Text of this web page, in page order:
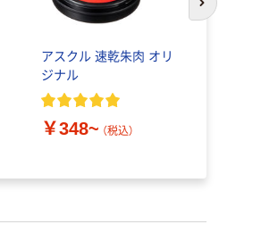
アスクル 速乾朱肉 オリ
ジナル
￥348~ （税込）
次のスライド